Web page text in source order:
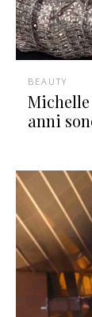
BEAUTY
Michelle
anni